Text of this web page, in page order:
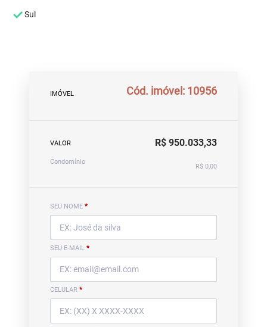
Sul
IMÓVEL Cód. imóvel: 10956
VALOR R$ 950.033,33
Condomínio
R$ 0,00
SEU NOME *
SEU E-MAIL *
CELULAR *